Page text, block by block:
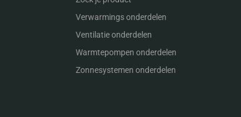
Verwarmings onderdelen
Ventilatie onderdelen
Warmtepompen onderdelen
Zonnesystemen onderdelen